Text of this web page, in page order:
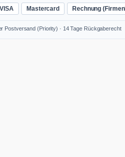
VISA Mastercard Rechnung
Postversand (Priority) · 14 Tage Rückgaberecht